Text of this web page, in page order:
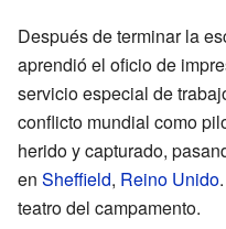
Después de terminar la
aprendió el oficio de
servicio especial de
conflicto mundial como
herido y capturado,
en Sheffield, Reino Unido
teatro del campamento.